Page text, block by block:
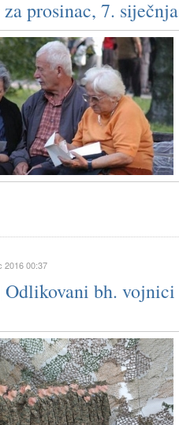
prosinac, 7. siječnja
2016 00:37
bh.